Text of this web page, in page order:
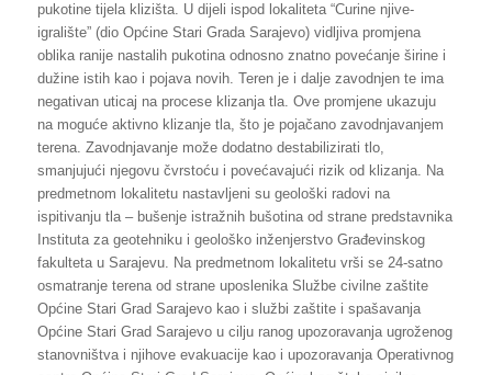
pukotine tijela klizišta. U dijeli ispod lokaliteta “Curine njive-
igralište” (dio Općine Stari Grada Sarajevo) vidljiva promjena
oblika ranije nastalih pukotina odnosno znatno povećanje širine i
dužine istih kao i pojava novih. Teren je i dalje zavodnjen te ima
negativan uticaj na procese klizanja tla. Ove promjene ukazuju
na moguće aktivno klizanje tla, što je pojačano zavodnjavanjem
terena. Zavodnjavanje može dodatno destabilizirati tlo,
smanjujući njegovu čvrstoću i povećavajući rizik od klizanja. Na
predmetnom lokalitetu nastavljeni su geološki radovi na
ispitivanju tla – bušenje istražnih bušotina od strane predstavnika
Instituta za geotehniku i geološko inženjerstvo Građevinskog
fakulteta u Sarajevu. Na predmetnom lokalitetu vrši se 24-satno
osmatranje terena od strane uposlenika Službe civilne zaštite
Općine Stari Grad Sarajevo kao i službi zaštite i spašavanja
Općine Stari Grad Sarajevo u cilju ranog upozoravanja ugroženog
stanovništva i njihove evakuacije kao i upozoravanja Operativnog